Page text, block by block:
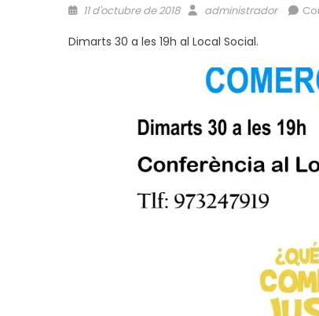
Posted
11 d'octubre de 2018 Author
administrador
Dimarts 30 a les 19h al Local Social.